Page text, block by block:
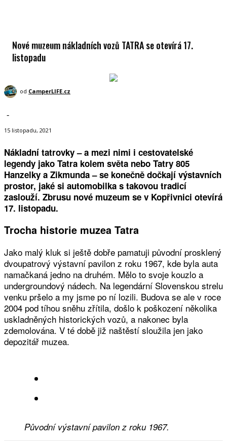
Nové muzeum nákladních vozů TATRA se otevírá 17.
listopadu
od CamperLIFE.cz
-
15 listopadu, 2021
Nákladní tatrovky – a mezi nimi i cestovatelské
legendy jako Tatra kolem světa nebo Tatry 805
Hanzelky a Zikmunda – se konečně dočkají výstavních
prostor, jaké si automobilka s takovou tradicí
zaslouží. Zbrusu nové muzeum se v Kopřivnici otevírá
17. listopadu.
Trocha historie muzea Tatra
Jako malý kluk si ještě dobře pamatuji původní prosklený
dvoupatrový výstavní pavilon z roku 1967, kde byla auta
namačkaná jedno na druhém. Mělo to svoje kouzlo a
undergroundový nádech. Na legendární Slovenskou strelu
venku pršelo a my jsme po ní lozili. Budova se ale v roce
2004 pod tíhou sněhu zřítila, došlo k poškození několika
uskladněných historických vozů, a nakonec byla
zdemolována. V té době již naštěstí sloužila jen jako
depozitář muzea.
Původní výstavní pavilon z roku 1967.